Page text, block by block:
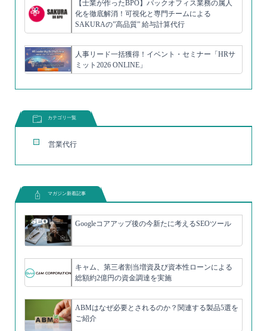
【士業が作ったBPO】バックオフィス業務の属人
化を徹底解消！可視化と専門チームによる
SAKURAの”高品質” 給与計算代行
人事リード一括獲得！イベント・セミナー「HRサ
ミット2026 ONLINE」
カテゴリ一覧
営業代行
マガジン新着記事
Googleコアアップ後の今新たに考えるSEOツール
キャム、第三者割当増資及び資本性ローンによる
総額約2億円の資金調達を実施
ABMはなぜ必要とされるのか？関連する製品5選を
ご紹介